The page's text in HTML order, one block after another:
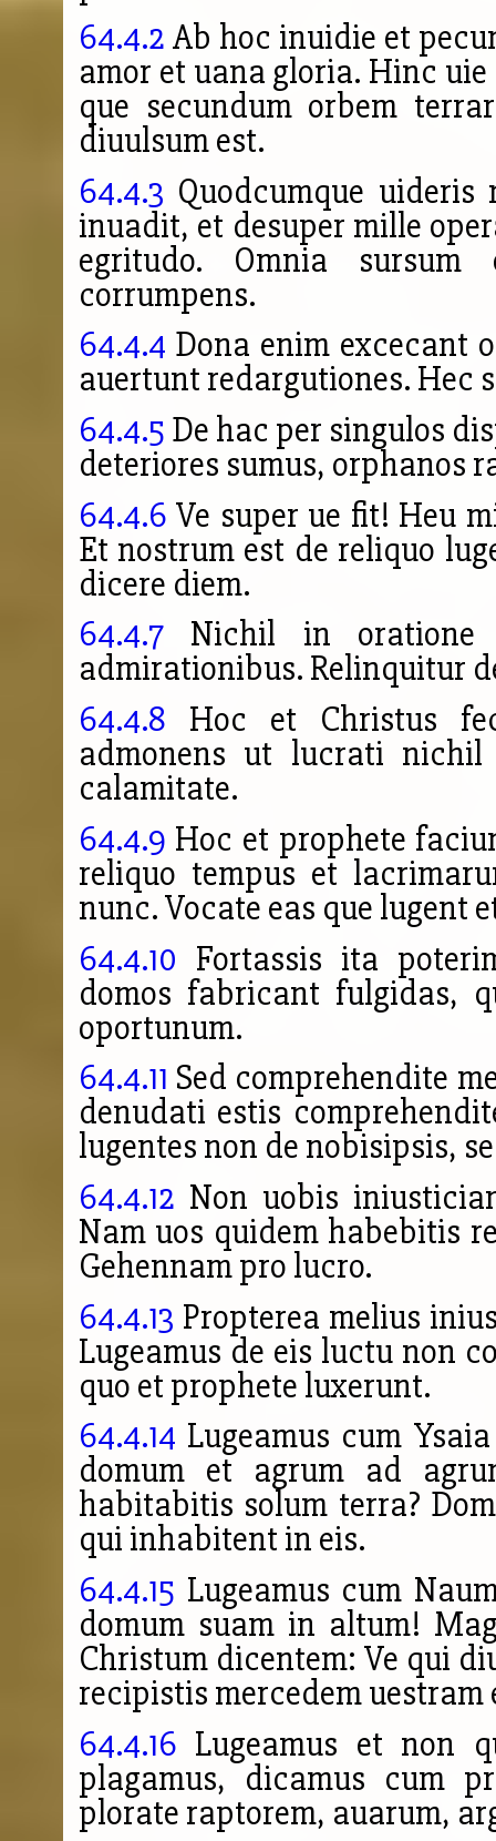
64.4.2 Ab hoc inuidie et
amor et uana gloria. Hinc
que secundum orbem
diuulsum est.
64.4.3 Quodcumque
inuadit, et desuper mille
egritudo. Omnia
corrumpens.
64.4.4 Dona enim excecant
auertunt redargutiones. Hec
64.4.5 De hac per singulos
deteriores sumus, orphanos
64.4.6 Ve super ue fit! Heu
Et nostrum est de reliquo
dicere diem.
64.4.7Nichil in oratione
admirationibus. Relinquitur
64.4.8 Hoc et Christus
admonens ut lucrati
calamitate.
64.4.9 Hoc et prophete
reliquo tempus et
nunc. Vocate eas que lugent
64.4.10 Fortassis ita
domos fabricant fulgidas,
oportunum.
64.4.11 Sed comprehendite
denudati estis
lugentes non de nobisipsis,
64.4.12 Non uobis
Nam uos quidem habebitis
Gehennam pro lucro.
64.4.13 Propterea melius
Lugeamus de eis luctu non
quo et prophete luxerunt.
64.4.14 Lugeamus cum
domum et agrum ad
habitabitis solum terra?
qui inhabitent in eis.
64.4.15 Lugeamus cum
domum suam in altum!
Christum dicentem: Ve qui
recipistis mercedem
64.4.16 Lugeamus et non
plagamus, dicamus cum
plorate raptorem, auarum,